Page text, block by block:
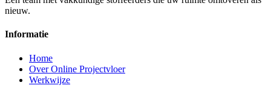
nieuw.
Informatie
Home
Over Online Projectvloer
Werkwijze